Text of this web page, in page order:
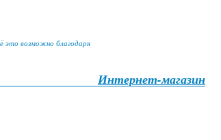
это возможно благодаря
Интернет-магазин